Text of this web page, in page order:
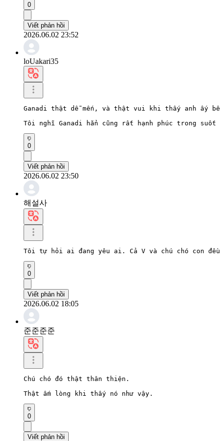
0
Viết phản hồi
2026.06.02 23:52
loUakari35
Ganadi thật dễ mến, và thật vui khi thấy anh ấy
Tôi nghĩ Ganadi hẳn cũng rất hạnh phúc trong suốt
0
Viết phản hồi
2026.06.02 23:50
해설사
Tôi tự hỏi ai đang yêu ai. Cả V và chú chó con
0
Viết phản hồi
2026.06.02 18:05
준준준준
Chú chó đó thật thân thiện.
Thật ấm lòng khi thấy nó như vậy.
0
Viết phản hồi